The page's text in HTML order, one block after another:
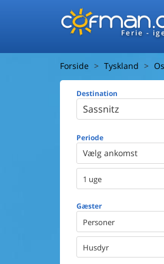
Ferie -
Forside Tyskland
Destination
Periode
Vælg ankomst
1 uge
Gæster
Personer
Husdyr